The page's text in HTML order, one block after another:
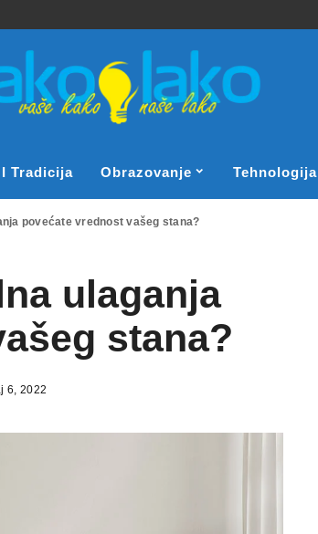
Tradicija Obrazovanje Tehnologija
povećate vrednost vašeg stana?
ulaganja
stana?
6, 2022